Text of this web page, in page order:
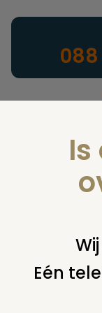
U bent hier: home
vernielen
Eén